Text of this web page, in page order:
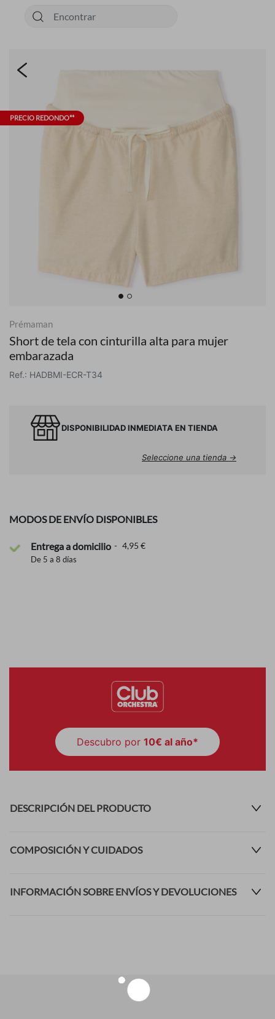
PRECIO REDONDO**
Prémaman
Short de tela con cinturilla alta para mujer
embarazada
Ref.: HADBMI-ECR-T34
DISPONIBILIDAD INMEDIATA EN TIENDA
Seleccione una tienda →
MODOS DE ENVÍO DISPONIBLES
Entrega a domicilio 4,95 €
De 5 a 8 días
Descubro por 10€ al año*
DESCRIPCIÓN DEL PRODUCTO
COMPOSICIÓN Y CUIDADOS
INFORMACIÓN SOBRE ENVÍOS Y DEVOLUCIONES